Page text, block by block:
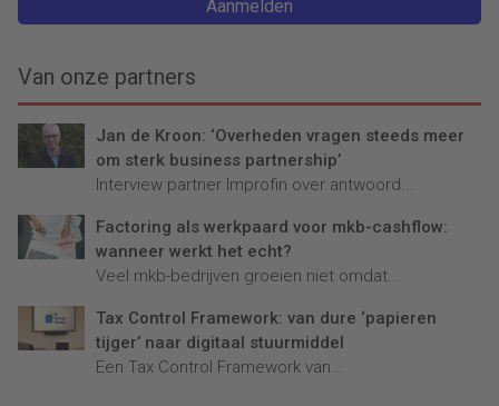
Aanmelden
Van onze partners
Jan de Kroon: ‘Overheden vragen steeds meer
om sterk business partnership’
Interview partner Improfin over antwoord...
Factoring als werkpaard voor mkb-cashflow:
wanneer werkt het echt?
Veel mkb-bedrijven groeien niet omdat...
Tax Control Framework: van dure ‘papieren
tijger’ naar digitaal stuurmiddel
Een Tax Control Framework van...